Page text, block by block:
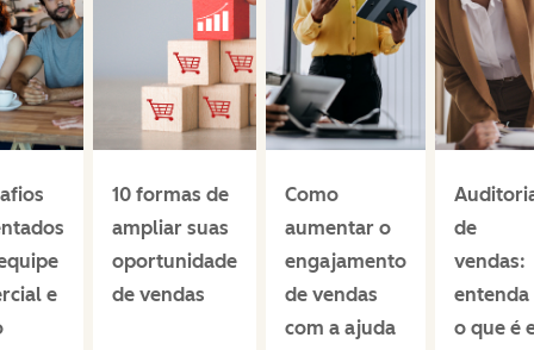
e
10 formas de
ampliar suas
oportunidade
de vendas
Como
aumentar o
engajamento
de vendas
com a ajuda
de
vendas:
entenda
o que é